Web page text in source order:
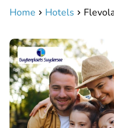
Home Hotels